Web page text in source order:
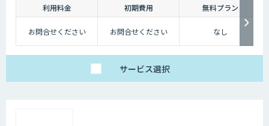
利用料金 初期費用 無料プラン
お問合せください お問合せください なし
サービス選択